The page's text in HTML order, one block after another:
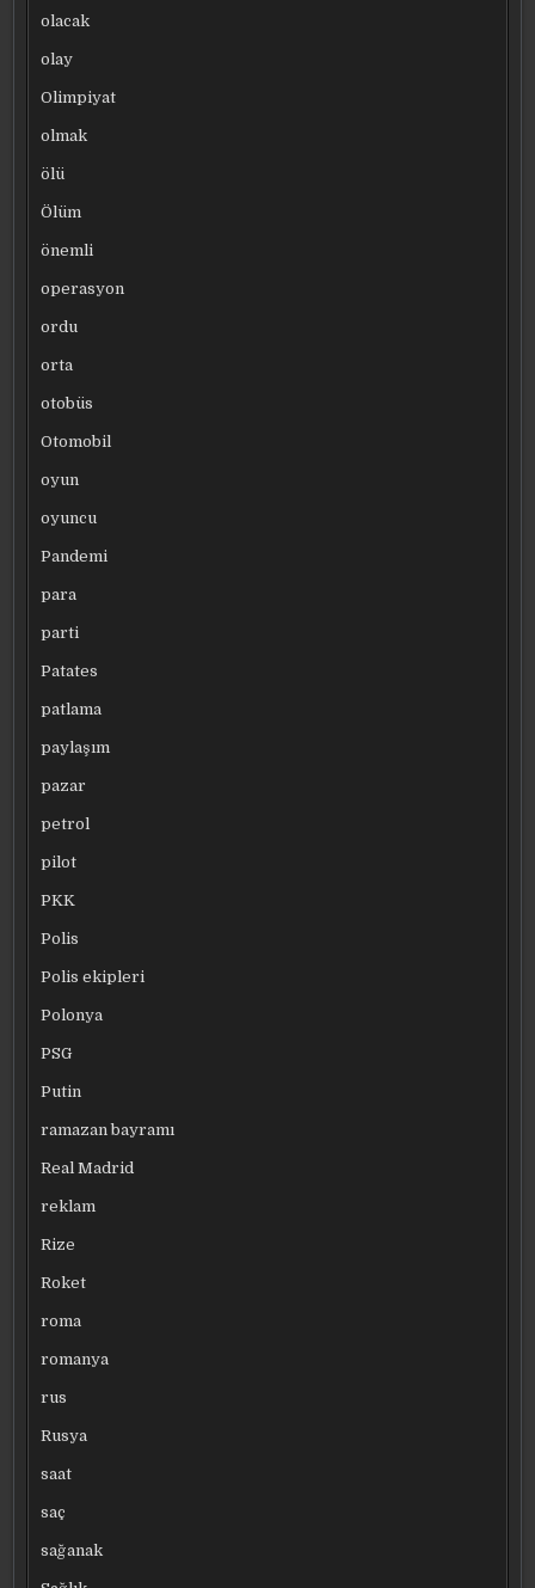
olacak
olay
Olimpiyat
olmak
ölü
Ölüm
önemli
operasyon
ordu
orta
otobüs
Otomobil
oyun
oyuncu
Pandemi
para
parti
Patates
patlama
paylaşım
pazar
petrol
pilot
PKK
Polis
Polis ekipleri
Polonya
PSG
Putin
ramazan bayramı
Real Madrid
reklam
Rize
Roket
roma
romanya
rus
Rusya
saat
saç
sağanak